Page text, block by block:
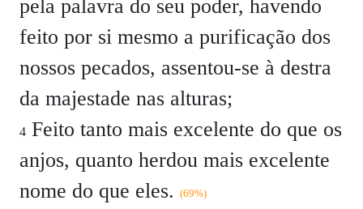
pela palavra do seu poder, havendo
feito por si mesmo a purificação dos
nossos pecados, assentou-se à destra
da majestade nas alturas;
4 Feito tanto mais excelente do que os
anjos, quanto herdou mais excelente
nome do que eles. (69%)